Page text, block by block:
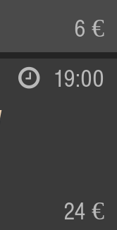
6 €
19:00
24 €